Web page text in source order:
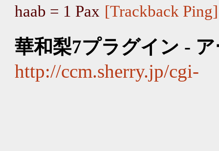
haab = 1 Pax [Trackback Ping]
華和梨7プラグイン -
http://ccm.sherry.jp/cgi-